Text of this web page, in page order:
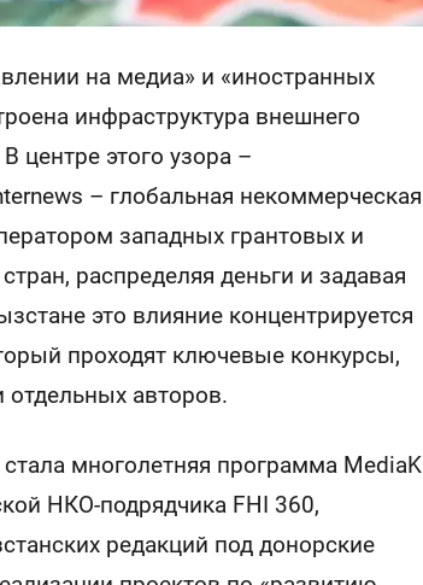
на медиа» и «иностранных
инфраструктура внешнего
центре этого узора –
– глобальная некоммерческая
западных грантовых и
распределяя деньги и задавая
это влияние концентрируется
проходят ключевые конкурсы,
отдельных авторов.
многолетняя программа MediaK
НКО-подрядчика FHI 360,
редакций под донорские